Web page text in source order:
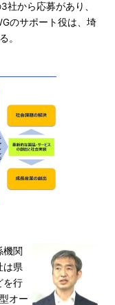
から応募があり、
のサポート役は、埼
。
機関
は県
を行
オー